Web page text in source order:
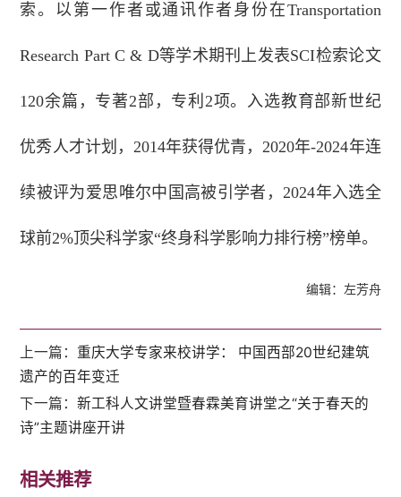
索。以第一作者或通讯作者身份在Transportation
Research Part C & D等学术期刊上发表SCI检索论文
120余篇，专著2部，专利2项。入选教育部新世纪
优秀人才计划，2014年获得优青，2020年-2024年连
续被评为爱思唯尔中国高被引学者，2024年入选全
球前2%顶尖科学家“终身科学影响力排行榜”榜单。
编辑：左芳舟
上一篇： 重庆大学专家来校讲学： 中国西部20世纪建筑
遗产的百年变迁
下一篇：新工科人文讲堂暨春霖美育讲堂之“关于春天的
诗”主题讲座开讲
相关推荐